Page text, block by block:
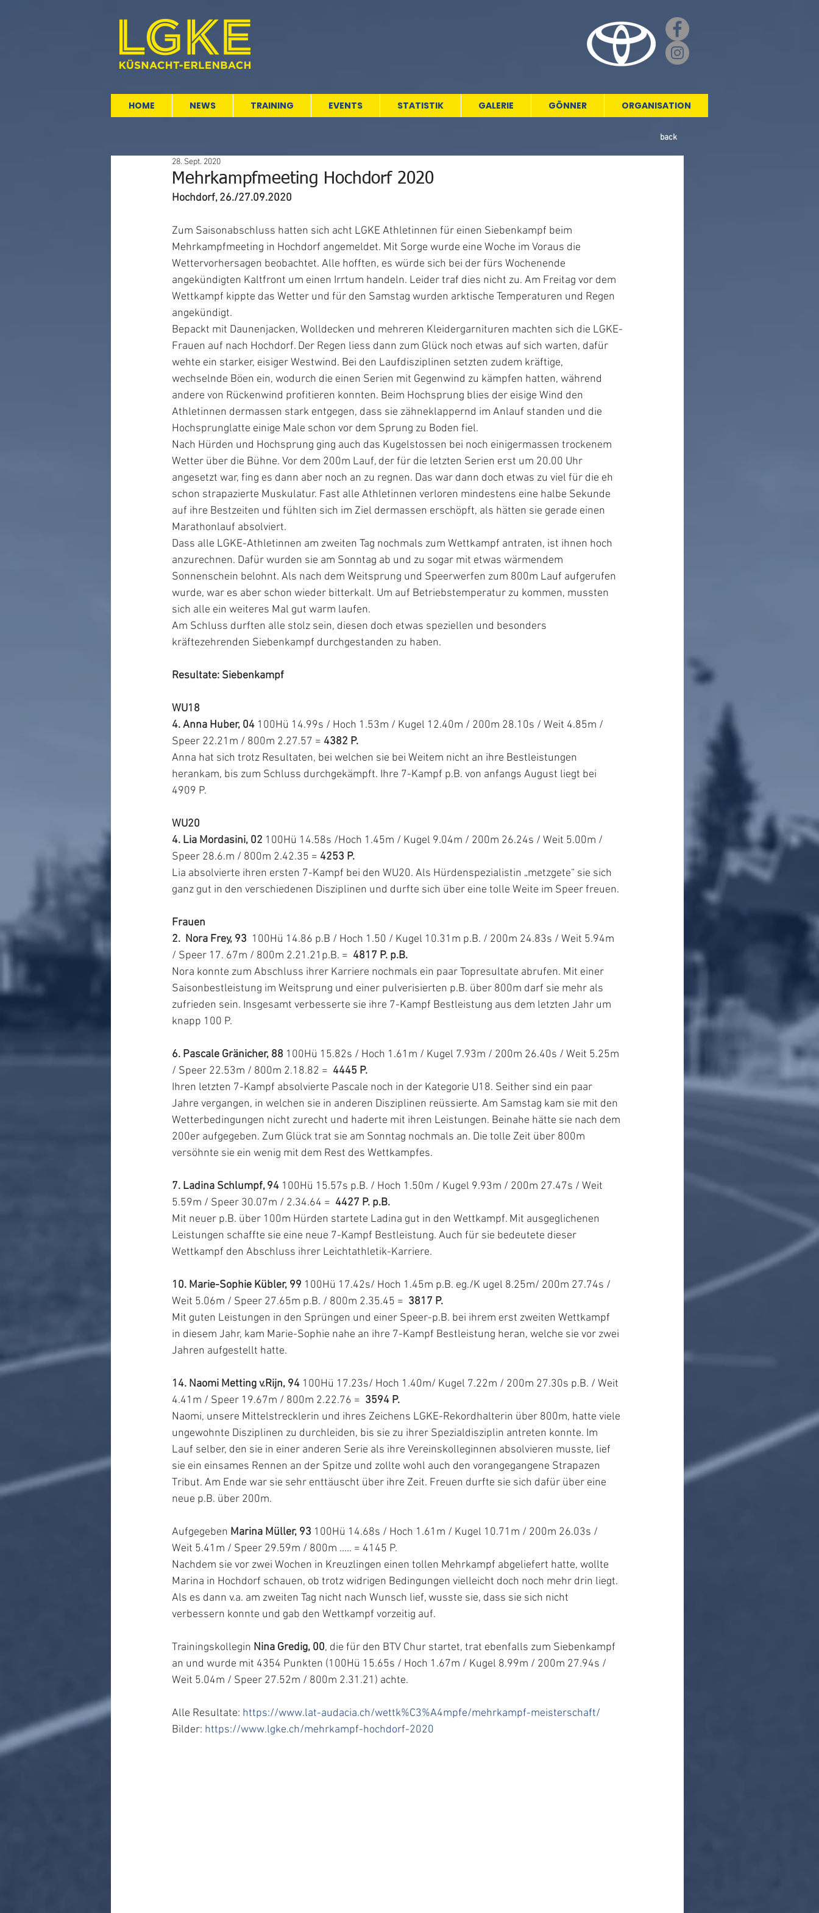
HOME NEWS TRAINING EVENTS STATISTIK GALERIE GÖNNER ORGANISATION
Mehrkampfmeeting Hochdorf 2020
28. Sept. 2020
Hochdorf, 26./27.09.2020
Zum Saisonabschluss hatten sich acht LGKE Athletinnen für einen Siebenkampf beim
Mehrkampfmeeting in Hochdorf angemeldet. Mit Sorge wurde eine Woche im Voraus die
Wettervorhersagen beobachtet. Alle hofften, es würde sich bei der fürs Wochenende
angekündigten Kaltfront um einen Irrtum handeln. Leider traf dies nicht zu. Am Freitag vor dem
Wettkampf kippte das Wetter und für den Samstag wurden arktische Temperaturen und Regen
angekündigt.
Bepackt mit Daunenjacken, Wolldecken und mehreren Kleidergarnituren machten sich die LGKE-
Frauen auf nach Hochdorf. Der Regen liess dann zum Glück noch etwas auf sich warten, dafür
wehte ein starker, eisiger Westwind. Bei den Laufdisziplinen setzten zudem kräftige,
wechselnde Böen ein, wodurch die einen Serien mit Gegenwind zu kämpfen hatten, während
andere von Rückenwind profitieren konnten. Beim Hochsprung blies der eisige Wind den
Athletinnen dermassen stark entgegen, dass sie zähneklappernd im Anlauf standen und die
Hochsprunglatte einige Male schon vor dem Sprung zu Boden fiel.
Nach Hürden und Hochsprung ging auch das Kugelstossen bei noch einigermassen trockenem
Wetter über die Bühne. Vor dem 200m Lauf, der für die letzten Serien erst um 20.00 Uhr
angesetzt war, fing es dann aber noch an zu regnen. Das war dann doch etwas zu viel für die eh
schon strapazierte Muskulatur. Fast alle Athletinnen verloren mindestens eine halbe Sekunde
auf ihre Bestzeiten und fühlten sich im Ziel dermassen erschöpft, als hätten sie gerade einen
Marathonlauf absolviert.
Dass alle LGKE-Athletinnen am zweiten Tag nochmals zum Wettkampf antraten, ist ihnen hoch
anzurechnen. Dafür wurden sie am Sonntag ab und zu sogar mit etwas wärmendem
Sonnenschein belohnt. Als nach dem Weitsprung und Speerwerfen zum 800m Lauf aufgerufen
wurde, war es aber schon wieder bitterkalt. Um auf Betriebstemperatur zu kommen, mussten
sich alle ein weiteres Mal gut warm laufen.
Am Schluss durften alle stolz sein, diesen doch etwas speziellen und besonders
kräftezehrenden Siebenkampf durchgestanden zu haben.
Resultate: Siebenkampf
WU18
4. Anna Huber, 04 100Hü 14.99s / Hoch 1.53m / Kugel 12.40m / 200m 28.10s / Weit 4.85m /
Speer 22.21m / 800m 2.27.57 = 4382 P.
Anna hat sich trotz Resultaten, bei welchen sie bei Weitem nicht an ihre Bestleistungen
herankam, bis zum Schluss durchgekämpft. Ihre 7-Kampf p.B. von anfangs August liegt bei
4909 P.
WU20
4. Lia Mordasini, 02 100Hü 14.58s /Hoch 1.45m / Kugel 9.04m / 200m 26.24s / Weit 5.00m /
Speer 28.6.m / 800m 2.42.35 = 4253 P.
Lia absolvierte ihren ersten 7-Kampf bei den WU20. Als Hürdenspezialistin „metzgete“ sie sich
ganz gut in den verschiedenen Disziplinen und durfte sich über eine tolle Weite im Speer freuen.
Frauen
2.  Nora Frey, 93
  100Hü 14.86 p.B / Hoch 1.50 / Kugel 10.31m p.B. / 200m 24.83s / Weit 5.94m
/ Speer 17. 67m / 800m 2.21.21p.B. = 4817 P. p.B.
Nora konnte zum Abschluss ihrer Karriere nochmals ein paar Topresultate abrufen. Mit einer
Saisonbestleistung im Weitsprung und einer pulverisierten p.B. über 800m darf sie mehr als
zufrieden sein. Insgesamt verbesserte sie ihre 7-Kampf Bestleistung aus dem letzten Jahr um
knapp 100 P.
6. Pascale Gränicher, 88 100Hü 15.82s / Hoch 1.61m / Kugel 7.93m / 200m 26.40s / Weit 5.25m
/ Speer 22.53m / 800m 2.18.82 = 4445 P.
Ihren letzten 7-Kampf absolvierte Pascale noch in der Kategorie U18. Seither sind ein paar
Jahre vergangen, in welchen sie in anderen Disziplinen reüssierte. Am Samstag kam sie mit den
Wetterbedingungen nicht zurecht und haderte mit ihren Leistungen. Beinahe hätte sie nach dem
200er aufgegeben. Zum Glück trat sie am Sonntag nochmals an. Die tolle Zeit über 800m
versöhnte sie ein wenig mit dem Rest des Wettkampfes.
7. Ladina Schlumpf, 94 100Hü 15.57s p.B. / Hoch 1.50m / Kugel 9.93m / 200m 27.47s / Weit
5.59m / Speer 30.07m / 2.34.64 =
  4427 P. p.B.
Mit neuer p.B. über 100m Hürden startete Ladina gut in den Wettkampf. Mit ausgeglichenen
Leistungen schaffte sie eine neue 7-Kampf Bestleistung. Auch für sie bedeutete dieser
Wettkampf den Abschluss ihrer Leichtathletik-Karriere.
10. Marie-Sophie Kübler, 99 100Hü 17.42s/ Hoch 1.45m p.B. eg./K ugel 8.25m/ 200m 27.74s /
Weit 5.06m / Speer 27.65m p.B. / 800m 2.35.45 = 3817 P.
Mit guten Leistungen in den Sprüngen und einer Speer-p.B. bei ihrem erst zweiten Wettkampf
in diesem Jahr, kam Marie-Sophie nahe an ihre 7-Kampf Bestleistung heran, welche sie vor zwei
Jahren aufgestellt hatte.
14. Naomi Metting v.Rijn, 94 100Hü 17.23s/ Hoch 1.40m/ Kugel 7.22m / 200m 27.30s p.B. / Weit
4.41m / Speer 19.67m / 800m 2.22.76 = 3594 P.
Naomi, unsere Mittelstrecklerin und ihres Zeichens LGKE-Rekordhalterin über 800m, hatte viele
ungewohnte Disziplinen zu durchleiden, bis sie zu ihrer Spezialdisziplin antreten konnte. Im
Lauf selber, den sie in einer anderen Serie als ihre Vereinskolleginnen absolvieren musste, lief
sie ein einsames Rennen an der Spitze und zollte wohl auch den vorangegangene Strapazen
Tribut. Am Ende war sie sehr enttäuscht über ihre Zeit. Freuen durfte sie sich dafür über eine
neue p.B. über 200m.
Aufgegeben Marina Müller, 93 100Hü 14.68s / Hoch 1.61m / Kugel 10.71m / 200m 26.03s /
Weit 5.41m / Speer 29.59m / 800m ..... = 4145 P.
Nachdem sie vor zwei Wochen in Kreuzlingen einen tollen Mehrkampf abgeliefert hatte, wollte
Marina in Hochdorf schauen, ob trotz widrigen Bedingungen vielleicht doch noch mehr drin liegt.
Als es dann v.a. am zweiten Tag nicht nach Wunsch lief, wusste sie, dass sie sich nicht
verbessern konnte und gab den Wettkampf vorzeitig auf.
Trainingskollegin Nina Gredig, 00, die für den BTV Chur startet, trat ebenfalls zum Siebenkampf
an und wurde mit 4354 Punkten (100Hü 15.65s / Hoch 1.67m / Kugel 8.99m / 200m 27.94s /
Weit 5.04m / Speer 27.52m / 800m 2.31.21) achte.
Alle Resultate: https://www.lat-audacia.ch/wettk%C3%A4mpfe/mehrkampf-meisterschaft/
Bilder: https://www.lgke.ch/mehrkampf-hochdorf-2020
back